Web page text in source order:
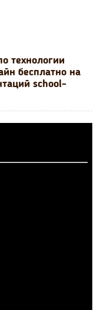
технологии
бесплатно на
school-